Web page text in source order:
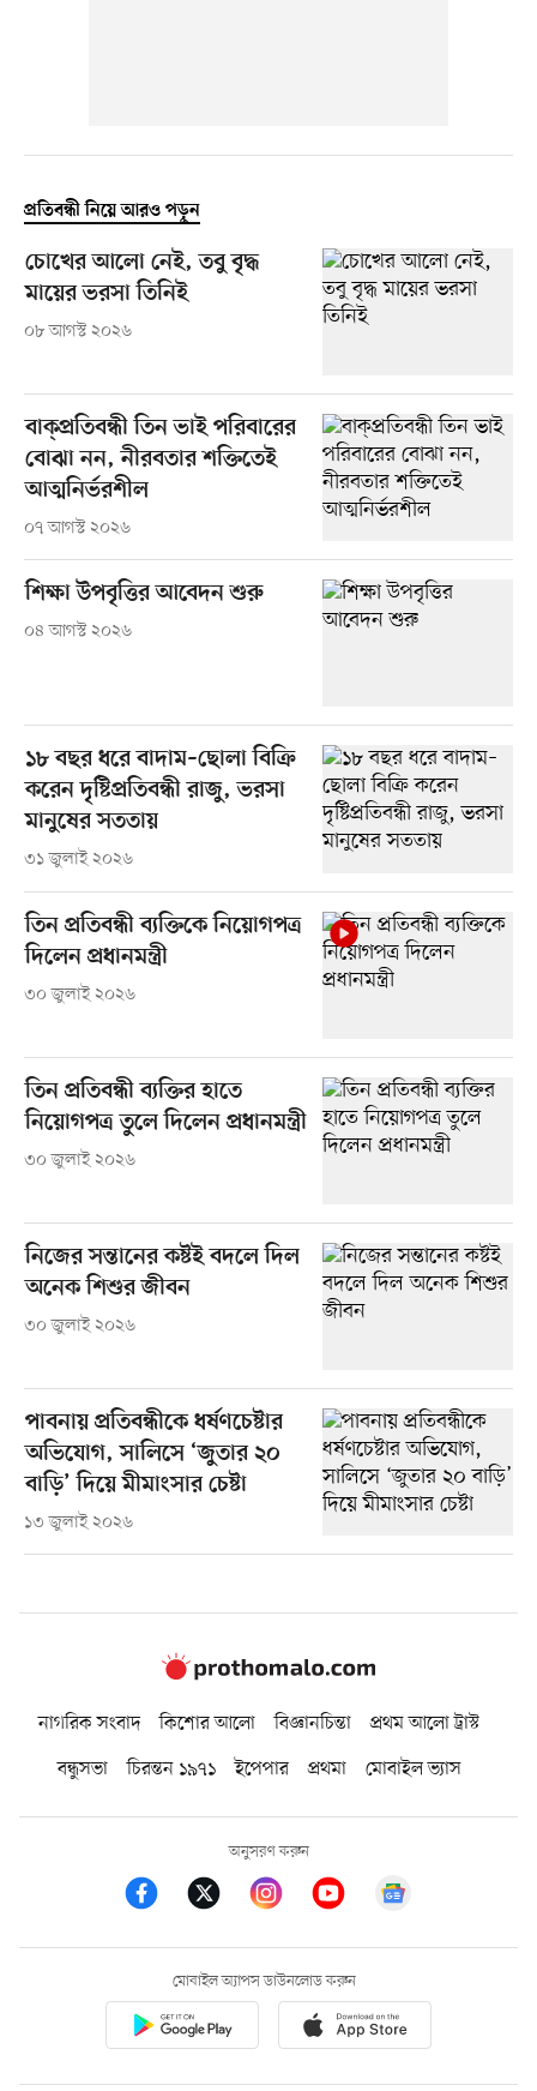
প্রতিবন্ধী নিয়ে আরও পড়ুন
চোখের আলো নেই, তবু বৃদ্ধ
মায়ের ভরসা তিনিই
০৮ আগস্ট ২০২৬
বাক্প্রতিবন্ধী তিন ভাই পরিবারের
বোঝা নন, নীরবতার শক্তিতেই
আত্মনির্ভরশীল
০৭ আগস্ট ২০২৬
শিক্ষা উপবৃত্তির আবেদন শুরু
০৪ আগস্ট ২০২৬
১৮ বছর ধরে বাদাম–ছোলা বিক্রি
করেন দৃষ্টিপ্রতিবন্ধী রাজু, ভরসা
মানুষের সততায়
৩১ জুলাই ২০২৬
তিন প্রতিবন্ধী ব্যক্তিকে নিয়োগপত্র
দিলেন প্রধানমন্ত্রী
৩০ জুলাই ২০২৬
তিন প্রতিবন্ধী ব্যক্তির হাতে
নিয়োগপত্র তুলে দিলেন প্রধানমন্ত্রী
৩০ জুলাই ২০২৬
নিজের সন্তানের কষ্টই বদলে দিল
অনেক শিশুর জীবন
৩০ জুলাই ২০২৬
পাবনায় প্রতিবন্ধীকে ধর্ষণচেষ্টার
অভিযোগ, সালিসে ‘জুতার ২০
বাড়ি’ দিয়ে মীমাংসার চেষ্টা
১৩ জুলাই ২০২৬
নাগরিক সংবাদ কিশোর আলো বিজ্ঞানচিন্তা
প্রথম আলো ট্রাস্ট
বন্ধুসভা
চিরন্তন ১৯৭১ ইপেপার প্রথমা মোবাইল ভ্যাস
অনুসরণ করুন
মোবাইল অ্যাপস ডাউনলোড করুন